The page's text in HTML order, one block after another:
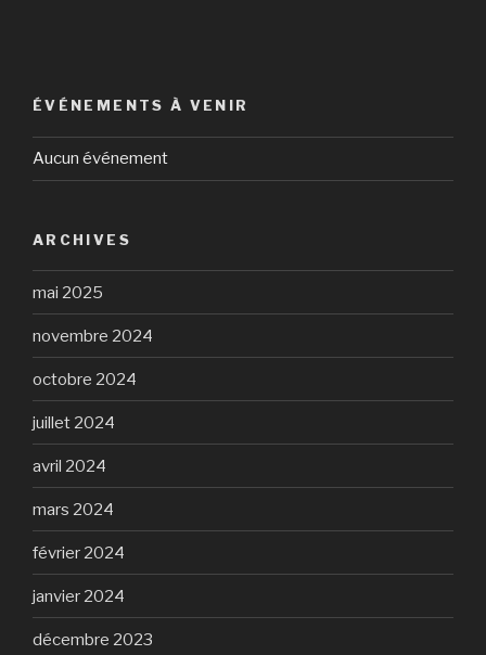
ÉVÉNEMENTS À VENIR
Aucun événement
ARCHIVES
mai 2025
novembre 2024
octobre 2024
juillet 2024
avril 2024
mars 2024
février 2024
janvier 2024
décembre 2023